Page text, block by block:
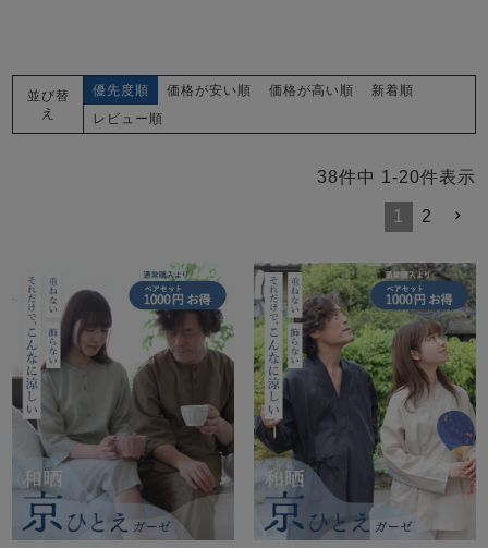
並び替
え
優先度順 価格が安い順 価格が高い順
新着順
レビュー順
38件中 1 -20件表示
1 2